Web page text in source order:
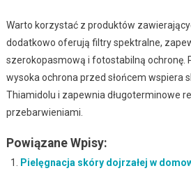
Warto korzystać z produktów
dodatkowo oferują filtry spektralne,
szerokopasmową i fotostabilną ochronę.
wysoka ochrona przed słońcem wspiera
Thiamidolu i zapewnia długoterminowe
przebarwieniami.
Powiązane Wpisy:
Pielęgnacja skóry dojrzałej w